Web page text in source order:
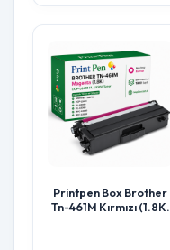
Printpen Box Brother
Tn-461M Kırmızı (1.8K)